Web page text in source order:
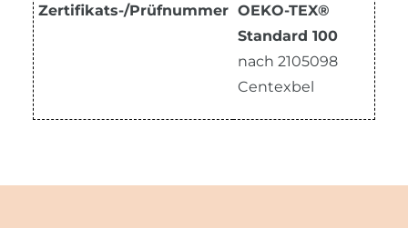
Zertifikats-/Prüfnummer OEKO-TEX®
Standard 100
nach 2105098
Centexbel